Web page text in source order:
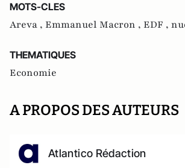
MOTS-CLES
Areva , Emmanuel Macron , EDF ,
THEMATIQUES
Economie
A PROPOS DES AUTEURS
Atlantico Rédaction